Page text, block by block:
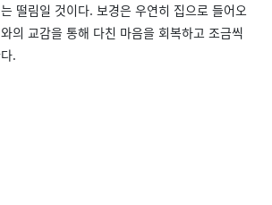
떨림일 것이다. 보경은 우연히 집으로 들어오
의 교감을 통해 다친 마음을 회복하고 조금씩
.